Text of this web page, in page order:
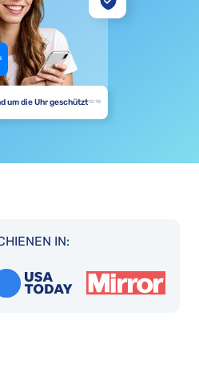
um die Uhr geschützt10:18
IN: